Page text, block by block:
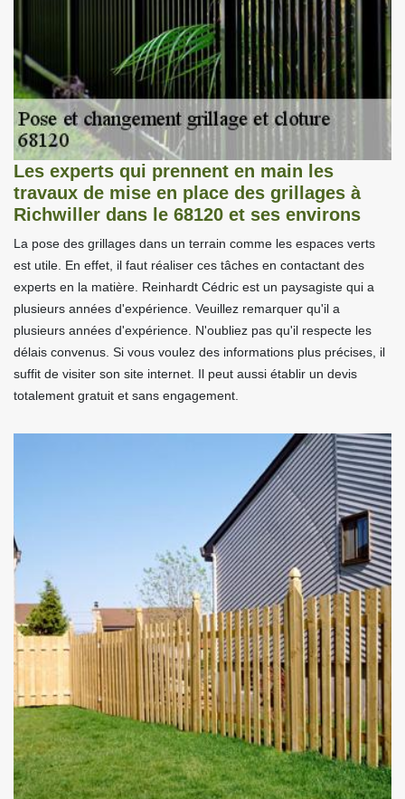
Les experts qui prennent en main les
travaux de mise en place des grillages à
Richwiller dans le 68120 et ses environs
La pose des grillages dans un terrain comme les espaces verts
est utile. En effet, il faut réaliser ces tâches en contactant des
experts en la matière. Reinhardt Cédric est un paysagiste qui a
plusieurs années d'expérience. Veuillez remarquer qu'il a
plusieurs années d'expérience. N'oubliez pas qu'il respecte les
délais convenus. Si vous voulez des informations plus précises, il
suffit de visiter son site internet. Il peut aussi établir un devis
totalement gratuit et sans engagement.